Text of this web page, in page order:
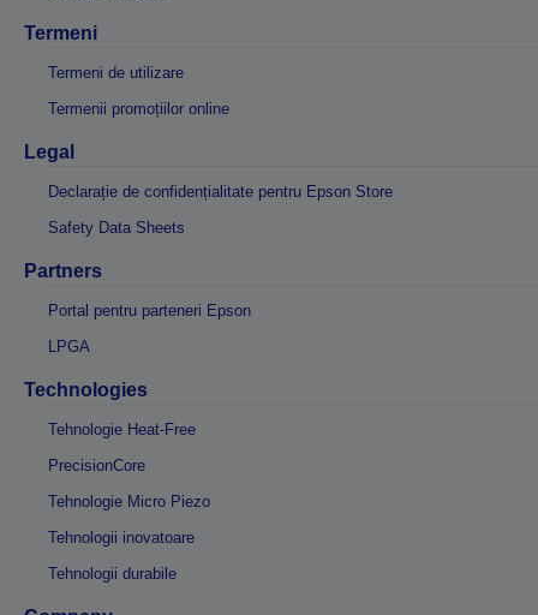
Termeni
Termeni de utilizare
Termenii promoțiilor online
Legal
Declarație de confidențialitate pentru Epson Store
Safety Data Sheets
Partners
Portal pentru parteneri Epson
LPGA
Technologies
Tehnologie Heat-Free
PrecisionCore
Tehnologie Micro Piezo
Tehnologii inovatoare
Tehnologii durabile